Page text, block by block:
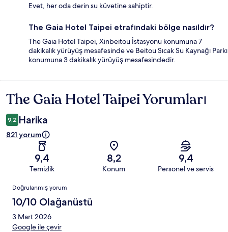
Evet, her oda derin su küvetine sahiptir.
The Gaia Hotel Taipei etrafındaki bölge nasıldır?
The Gaia Hotel Taipei, Xinbeitou İstasyonu konumuna 7
dakikalık yürüyüş mesafesinde ve Beitou Sıcak Su Kaynağı Parkı
konumuna 3 dakikalık yürüyüş mesafesindedir.
Yorumlar
The Gaia Hotel Taipei Yorumları
9,2 Harika
821 yorum
9,4
Temizlik
8,2
Konum
9,4
Personel ve servis
Yorumlar
Doğrulanmış yorum
10/10 Olağanüstü
3 Mart 2026
Google ile çevir